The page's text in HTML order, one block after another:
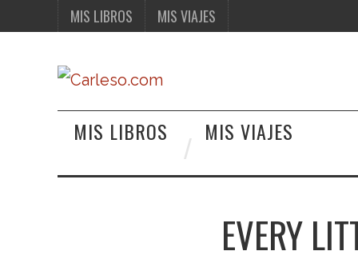
MIS LIBROS MIS VIAJES
MIS LIBROS MIS VIAJES
EVERY